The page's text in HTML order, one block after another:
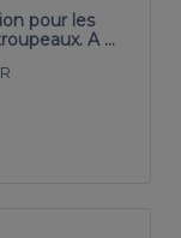
pour les
A …